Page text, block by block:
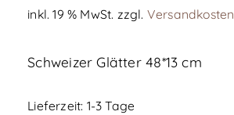
inkl. 19 % MwSt. zzgl. Versandkosten
Schweizer Glätter 48*13 cm
Lieferzeit: 1-3 Tage